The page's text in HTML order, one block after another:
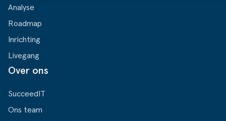
Analyse
Roadmap
Inrichting
Livegang
Over ons
SucceedIT
Ons team